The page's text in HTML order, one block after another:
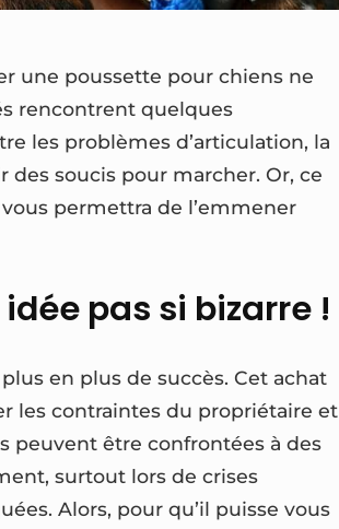
une poussette pour chiens ne
rencontrent quelques
les problèmes d’articulation, la
des soucis pour marcher. Or, ce
permettra de l’emmener
pas si bizarre !
en plus de succès. Cet achat
les contraintes du propriétaire et
peuvent être confrontées à des
surtout lors de crises
Alors, pour qu’il puisse vous